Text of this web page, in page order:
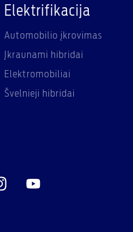
Elektrifikacija
Automobilio įkrovimas
Įkraunami hibridai
Elektromobiliai
Švelnieji hibridai